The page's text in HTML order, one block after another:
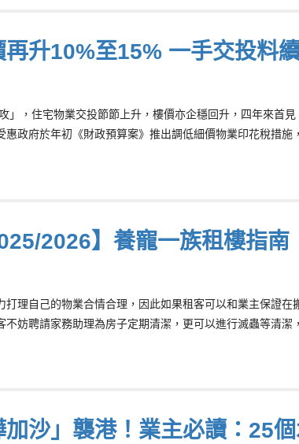
升10%至15% 一手交投料
」，住宅物業交投節節上升，樓價亦企穩回升，四年來首
惠政府於年初《財政預算案》推出調低細價物業印花稅措施
2026】養寵一族租樓指南
打理自己的物業合情合理，因此如果租客可以和業主保證
不妨聘請家務助理為房子定期清潔，更可以進行滅蟲等清潔
沙」襲港！業主必讀：25